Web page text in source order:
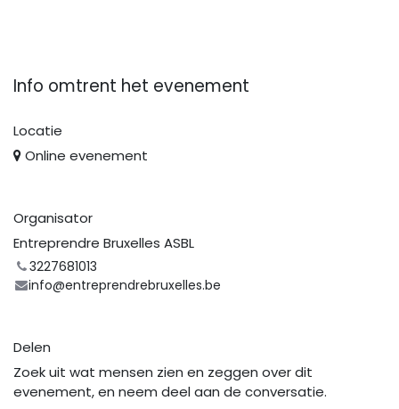
Info omtrent het evenement
Locatie
Online evenement
Organisator
Entreprendre Bruxelles ASBL
3227681013
info@entreprendrebruxelles.be
Delen
Zoek uit wat mensen zien en zeggen over dit
evenement, en neem deel aan de conversatie.